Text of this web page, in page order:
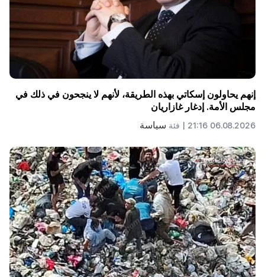
إنهم يحاولون إسكاتي بهذه الطريقة، لأنهم لا ينجحون في ذلك في
مجلس الأمة. إدغار غازاريان
06.08.2026 21:16 | فئة سياسة